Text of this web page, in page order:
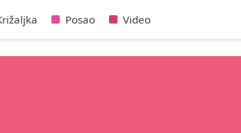
Posao Video